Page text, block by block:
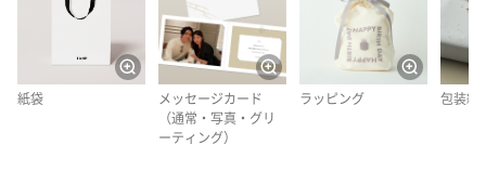
紙袋
メッセージカード
（通常・写真・グリ
ーティング）
ラッピング 包装紙